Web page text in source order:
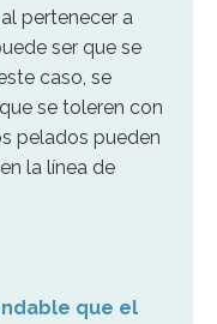
pertenecer a
ser que se
caso, se
se toleren con
pelados pueden
la línea de
que el